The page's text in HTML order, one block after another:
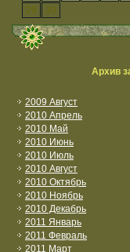
29
30
Архив
2009 Август
2010 Апрель
2010 Май
2010 Июнь
2010 Июль
2010 Август
2010 Октябрь
2010 Ноябрь
2010 Декабрь
2011 Январь
2011 Февраль
2011 Март